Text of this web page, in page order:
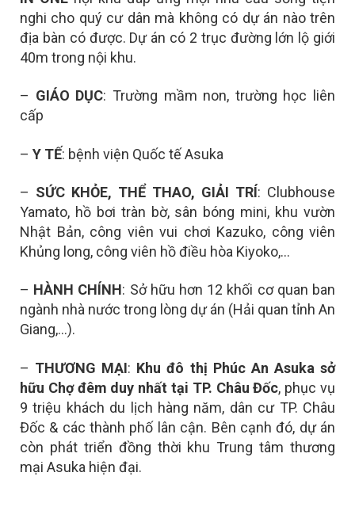
nghi cho quý cư dân mà không có dự án nào trên
địa bàn có được. Dự án có 2 trục đường lớn lộ giới
40m trong nội khu.
– GIÁO DỤC: Trường mầm non, trường học liên
cấp
– Y TẾ: bệnh viện Quốc tế Asuka
– SỨC KHỎE, THỂ THAO, GIẢI TRÍ: Clubhouse
Yamato, hồ bơi tràn bờ, sân bóng mini, khu vườn
Nhật Bản, công viên vui chơi Kazuko, công viên
Khủng long, công viên hồ điều hòa Kiyoko,…
– HÀNH CHÍNH: Sở hữu hơn 12 khối cơ quan ban
ngành nhà nước trong lòng dự án (Hải quan tỉnh An
Giang,…).
– THƯƠNG MẠI: Khu đô thị Phúc An Asuka sở
hữu Chợ đêm duy nhất tại TP. Châu Đốc, phục vụ
9 triệu khách du lịch hàng năm, dân cư TP. Châu
Đốc & các thành phố lân cận. Bên cạnh đó, dự án
còn phát triển đồng thời khu Trung tâm thương
mại Asuka hiện đại.